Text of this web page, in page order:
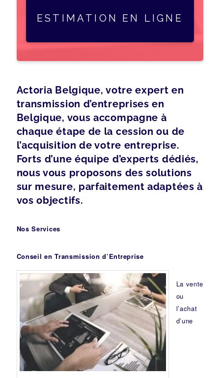
ESTIMATION EN LIGNE
Actoria Belgique, votre expert en
transmission d’entreprises en
Belgique, vous accompagne à
chaque étape de la cession ou de
l’acquisition de votre entreprise.
Forts d’une équipe d’experts dédiés,
nous vous proposons des solutions
sur mesure, parfaitement adaptées à
vos objectifs.
Nos Services
Conseil en Transmission d’Entreprise
La vente
ou
l’achat
d’une